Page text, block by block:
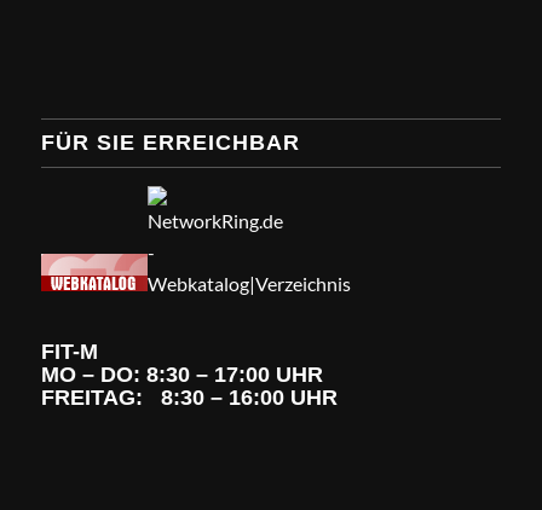
FÜR SIE ERREICHBAR
FIT-M
MO – DO: 8:30 – 17:00 UHR
FREITAG: 8:30 – 16:00 UHR